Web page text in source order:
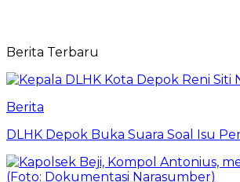
Berita Terbaru
Berita
DLHK Depok Buka Suara Soal Isu